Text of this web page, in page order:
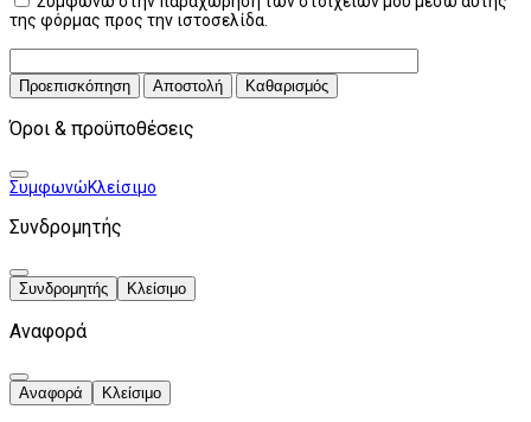
της φόρμας προς την ιστοσελίδα.
Προεπισκόπηση Αποστολή Καθαρισμός
Όροι & προϋποθέσεις
ΣυμφωνώΚλείσιμο
Συνδρομητής
Συνδρομητής Κλείσιμο
Αναφορά
Αναφορά Κλείσιμο